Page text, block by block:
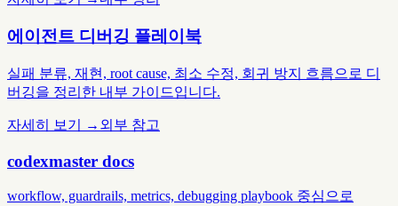
에이전트 디버깅 플레이북
실패 분류, 재현, root cause, 최소 수정, 회귀 방지 흐름으로 디
버깅을 정리한 내부 가이드입니다.
자세히 보기 → 외부 참고
codexmaster docs
workflow, guardrails, metrics, debugging playbook 중심으로